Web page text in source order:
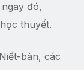
đó,
thuyết.
bàn, các